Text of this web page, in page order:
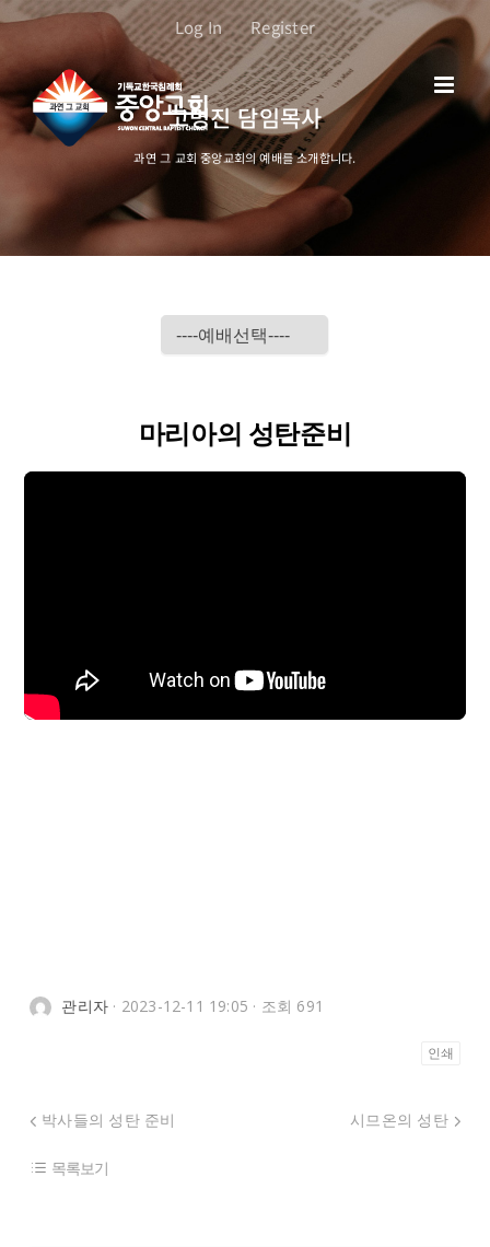
츠
로
건
너
Log In Register
고명진 담임목사
과연 그 교회 중앙교회의 예배를 소개합니다.
마리아의 성탄준비
관리자 · 2023-12-11 19:05 · 조회 691
인쇄
박사들의 성탄 준비 시므온의 성탄
목록보기